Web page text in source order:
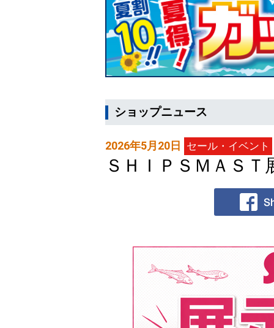
ショップニュース
2026年5月20日 セール・イベント
ＳＨＩＰＳＭＡＳ